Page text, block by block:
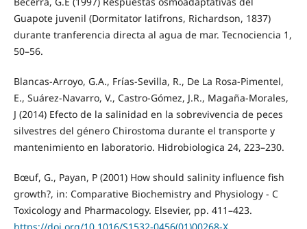
Guapote juvenil (Dormitator latifrons, Richardson, 1837)
durante tranferencia directa al agua de mar. Tecnociencia 1,
50–56.
Blancas-Arroyo, G.A., Frías-Sevilla, R., De La Rosa-Pimentel,
E., Suárez-Navarro, V., Castro-Gómez, J.R., Magaña-Morales,
J (2014) Efecto de la salinidad en la sobrevivencia de peces
silvestres del género Chirostoma durante el transporte y
mantenimiento en laboratorio. Hidrobiologica 24, 223–230.
Bœuf, G., Payan, P (2001) How should salinity influence fish
growth?, in: Comparative Biochemistry and Physiology - C
Toxicology and Pharmacology. Elsevier, pp. 411–423.